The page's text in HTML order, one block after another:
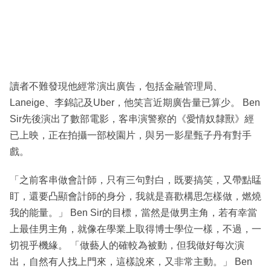
讀者不難發現他經常演出廣告，包括金融管理局、
Laneige、李錦記及Uber，他笑言近期廣告量已算少。 Ben
Sir先後演出了數部電影，客串演警察的《愛情奴隸獸》經
已上映，正在拍攝一部校園片，與另一影星甄子丹有對手
戲。
「之前客串做會計師，只有三句對白，既要搞笑，又帶點䁅
盯，還要凸顯會計師的身分，我就是喜歡構思怎樣做，燃燒
我的能量。」 Ben Sir的目標，當然是做男主角，若有幸當
上最佳男主角，就像在學業上取得博士學位一樣，不過，一
切視乎機緣。 「做藝人的確較為被動，但我做好每次演
出，自然有人找上門來，這樣說來，又非常主動。」 Ben